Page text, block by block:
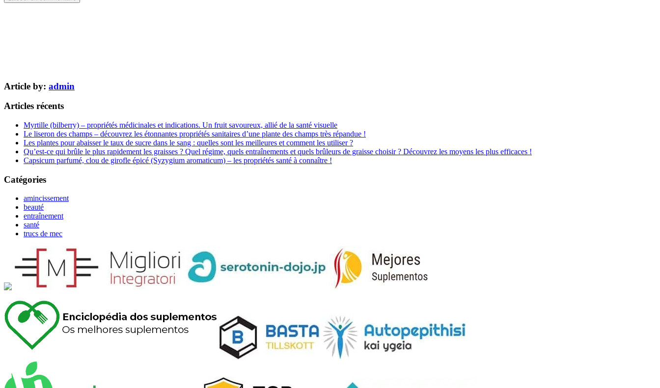
Article by: admin
Articles récents
Myrtille (bilberry) – propriétés médicinales et indications. Un fruit savoureux, allié de la santé visuelle
Le liseron des champs – découvrez les étonnantes propriétés sanitaires d’une plante des champs très répandue !
Les plantes pour abaisser le taux de sucre dans le sang : quelles sont les meilleures et comment les utiliser ?
Qu’est-ce qui brûle le plus rapidement les graisses ? Quel régime, quels entraînements et quels brûleurs de graisse choisir ? Découvrez les moyens les plus efficaces !
Capsicum parfumé, clou de girofle épicé (Syzygium aromaticum) – les propriétés santé à connaître !
Catégories
amincissement
beauté
entraînement
santé
trucs de mec